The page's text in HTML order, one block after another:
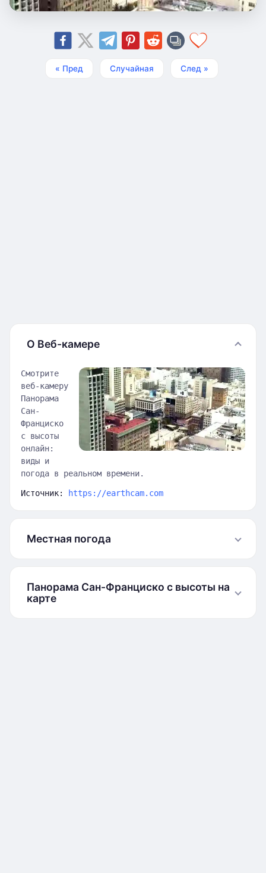
« Пред Случайная След »
О Веб-камере
Смотрите
веб-камеру
Панорама
Сан-
Франциско
с высоты
онлайн:
виды и
погода в реальном времени.
Источник: https://earthcam.com
Местная погода
Панорама Сан-Франциско с высоты на
карте